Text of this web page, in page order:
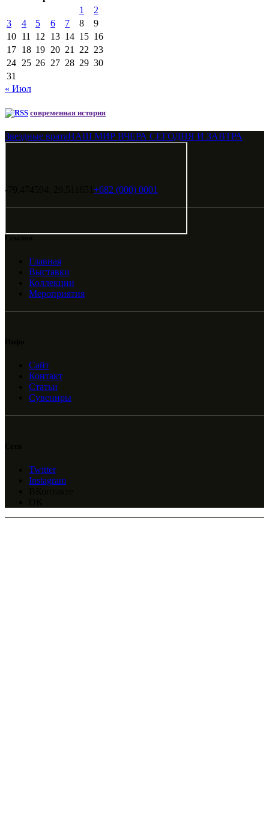
1
2
3
4 5 6 7 8
9
10 11 12 13 14 15 16
17 18 19 20 21 22 23
24 25 26 27 28 29 30
31
« Июл
современная история
Звездные вратаНАШ МИР ВЧЕРА СЕГОДНЯ И ЗАВТРА
-79.474594, 29.511651 +682 (000) 0001
Главная
Выставки
Коллекции
Мероприятия
Сайт
Контакт
Статьи
Сувениры
Twitter
Instagram